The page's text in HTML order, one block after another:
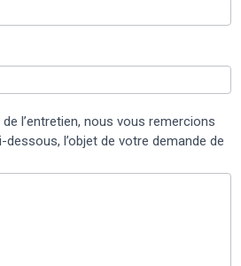
l’entretien, nous vous remercions
dessous, l’objet de votre demande de